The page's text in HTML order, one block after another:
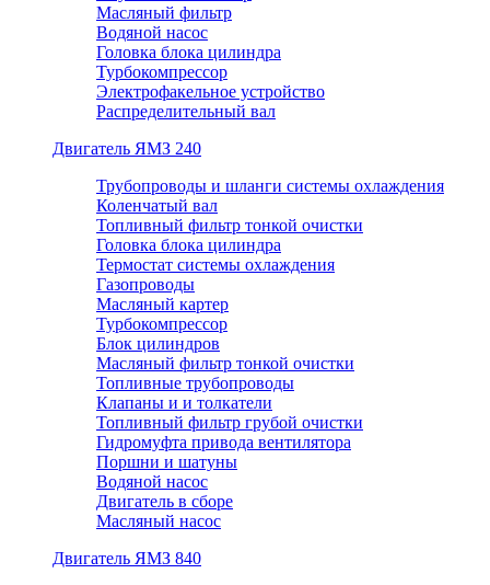
Масляный фильтр
Водяной насос
Головка блока цилиндра
Турбокомпрессор
Электрофакельное устройство
Распределительный вал
Двигатель ЯМЗ 240
Трубопроводы и шланги системы охлаждения
Коленчатый вал
Топливный фильтр тонкой очистки
Головка блока цилиндра
Термостат системы охлаждения
Газопроводы
Масляный картер
Турбокомпрессор
Блок цилиндров
Масляный фильтр тонкой очистки
Топливные трубопроводы
Клапаны и и толкатели
Топливный фильтр грубой очистки
Гидромуфта привода вентилятора
Поршни и шатуны
Водяной насос
Двигатель в сборе
Масляный насос
Двигатель ЯМЗ 840